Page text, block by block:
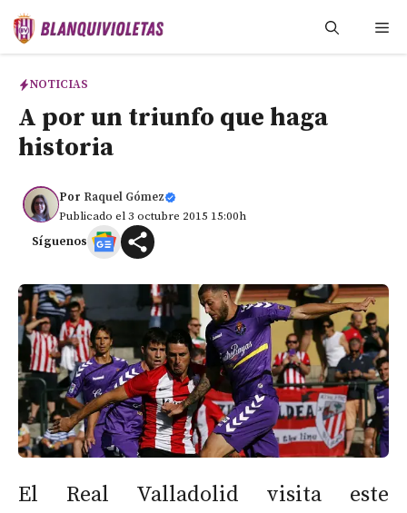
Saltar
NOTICIAS
A por un triunfo que haga
historia
Por Raquel Gómez
Publicado el 3 octubre 2015 15:00h
Síguenos
El Real Valladolid visita este